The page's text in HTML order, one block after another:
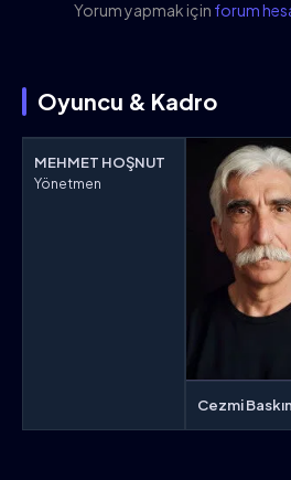
Yorum yapmak için forum
Oyuncu & Kadro
MEHMET HOŞNUT
Yönetmen
Cezmi Baskın